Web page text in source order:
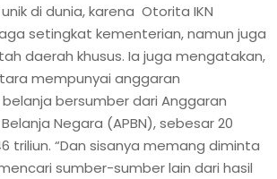
di dunia, karena Otorita IKN
setingkat kementerian, namun juga
daerah khusus. Ia juga mengatakan,
mempunyai anggaran
bersumber dari Anggaran
Negara (APBN), sebesar 20
triliun. “Dan sisanya memang diminta
sumber-sumber lain dari hasil